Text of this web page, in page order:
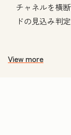
チャネルを横
ドの見込み判
View more